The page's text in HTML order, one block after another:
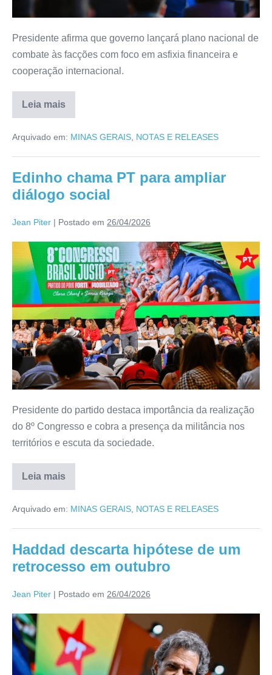
Presidente afirma que governo lançará plano nacional de
combate às facções com foco em asfixia financeira e
cooperação internacional.
Leia mais
Arquivado em: MINAS GERAIS, NOTAS E RELEASES
Edinho chama PT para ampliar
diálogo social
Jean Piter | Postado em 26/04/2026
Presidente do partido destaca importância da realização
do 8º Congresso e cobra a presença da militância nos
territórios e escuta da sociedade.
Leia mais
Arquivado em: MINAS GERAIS NOTAS E RELEASES
Haddad descarta hipótese de um
retrocesso em outubro
Jean Piter | Postado em 26/04/2026